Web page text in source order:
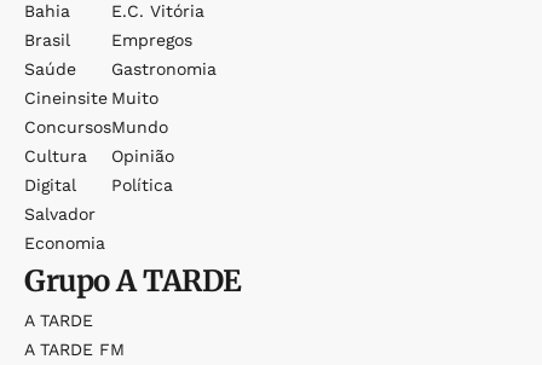
Bahia
Brasil
Saúde
Cineinsite
Concursos
Cultura
Digital
Salvador
Economia
E.c. Vitória
Empregos
Gastronomia
Muito
Mundo
Opinião
Política
GrupoA TARDE
A TARDE
A TARDE FM